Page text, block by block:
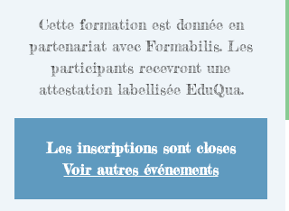
Cette formation est donnée en
partenariat avec Formabilis. Les
participants recevront une
attestation labellisée EduQua.
Les inscriptions sont closes
Voir autres événements